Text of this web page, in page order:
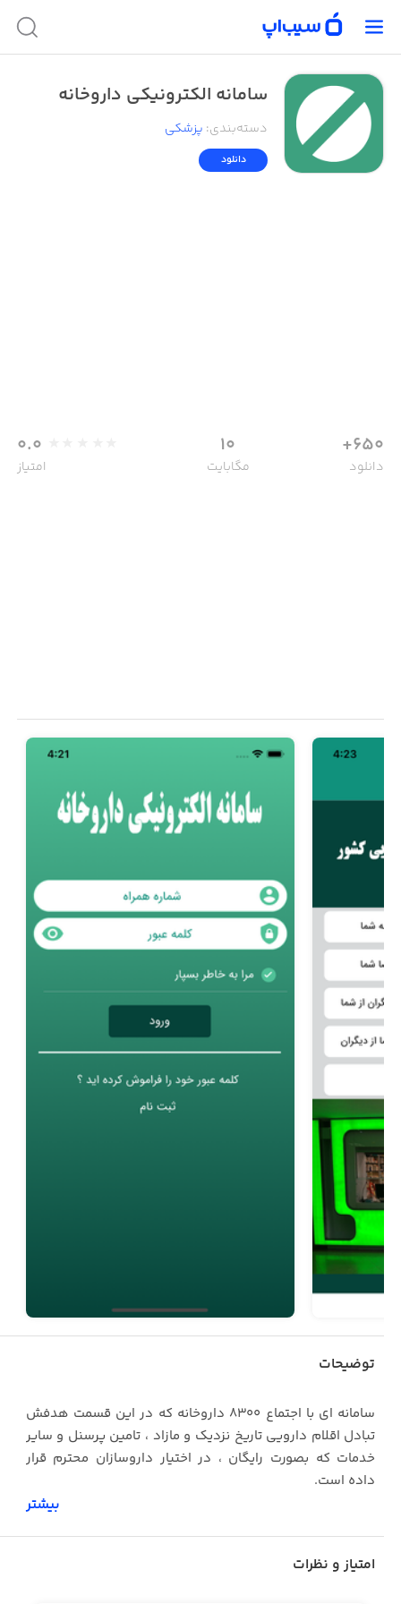
سامانه الکترونیکی داروخانه
دسته‌بندی: پزشکی
دانلود
650+
دانلود
10
مگابایت
0.0
امتیاز
توضیحات
سامانه ای با اجتماع 8300 داروخانه که در این قسمت هدفش
تبادل اقلام دارویی تاریخ نزدیک و مازاد ، تامین پرسنل و سایر
خدمات که بصورت رایگان ، در اختیار داروسازان محترم قرار
داده است.
بیشتر
امتیاز و نظرات